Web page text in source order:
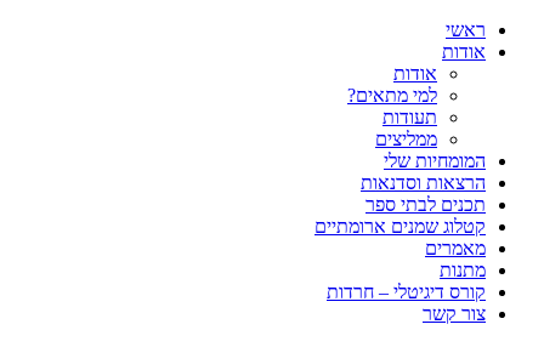
ראשי
אודות
אודות
למי מתאים?
תעודות
ממליצים
המומחיות שלי
הרצאות וסדנאות
תכנים לבתי ספר
קטלוג שמנים ארומתיים
מאמרים
מתנות
קורס דיגיטלי – חרדות
צור קשר